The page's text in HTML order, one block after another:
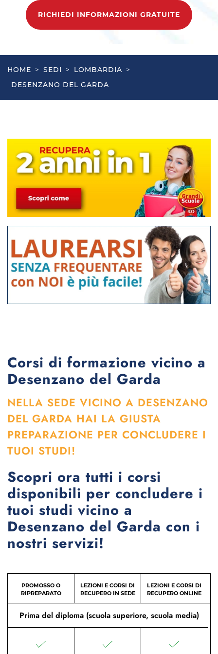
RICHIEDI INFORMAZIONI GRATUITE
HOME > SEDI > LOMBARDIA >
DESENZANO DEL GARDA
Corsi di formazione vicino a
Desenzano del Garda
NELLA SEDE VICINO A DESENZANO
DEL GARDA HAI LA GIUSTA
PREPARAZIONE PER CONCLUDERE I
TUOI STUDI!
Scopri ora tutti i corsi
disponibili per concludere i
tuoi studi vicino a
Desenzano del Garda con i
nostri servizi!
PROMOSSO O
RIPREPARATO
LEZIONI E CORSI DI
RECUPERO IN SEDE
LEZIONI E CORSI DI
RECUPERO ONLINE
Prima del diploma (scuola superiore, scuola media)